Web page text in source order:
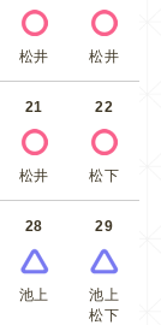
松井 松井
21
松井
22
松下
28
池上
29
池上
松下